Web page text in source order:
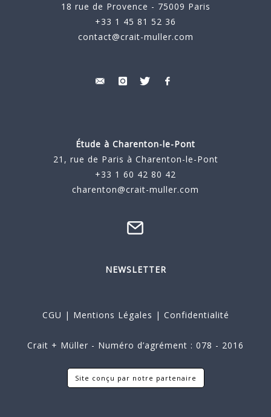
18 rue de Provence - 75009 Paris
+33 1 45 81 52 36
contact@crait-muller.com
Étude à Charenton-le-Pont
21, rue de Paris à Charenton-le-Pont
+33 1 60 42 80 42
charenton@crait-muller.com
NEWSLETTER
CGU | Mentions Légales | Confidentialité
Crait + Müller - Numéro d’agrément : 078 - 2016
Site conçu par notre partenaire